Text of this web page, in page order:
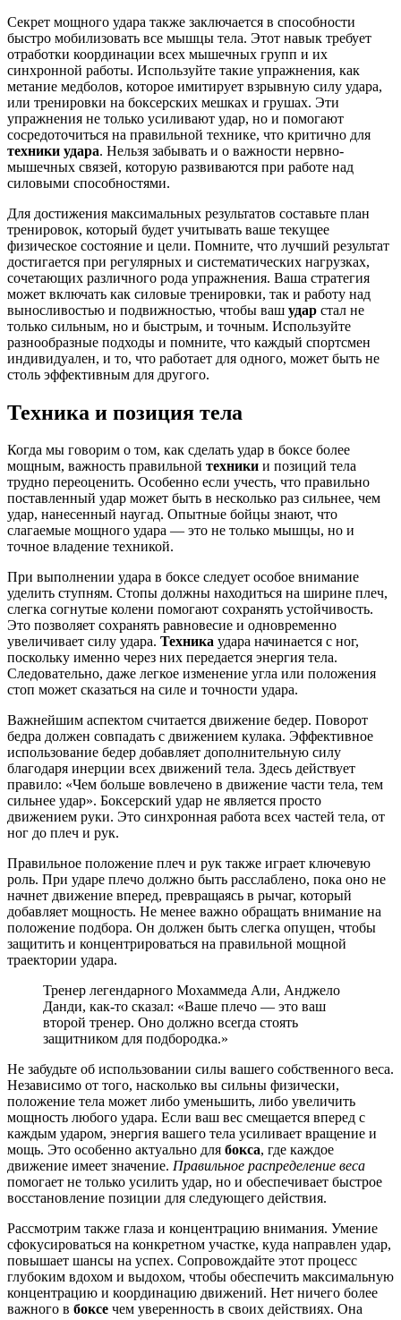
Секрет мощного удара также заключается в способности
быстро мобилизовать все мышцы тела. Этот навык требует
отработки координации всех мышечных групп и их
синхронной работы. Используйте такие упражнения, как
метание медболов, которое имитирует взрывную силу удара,
или тренировки на боксерских мешках и грушах. Эти
упражнения не только усиливают удар, но и помогают
сосредоточиться на правильной технике, что критично для
техники удара. Нельзя забывать и о важности нервно-
мышечных связей, которую развиваются при работе над
силовыми способностями.
Для достижения максимальных результатов составьте план
тренировок, который будет учитывать ваше текущее
физическое состояние и цели. Помните, что лучший результат
достигается при регулярных и систематических нагрузках,
сочетающих различного рода упражнения. Ваша стратегия
может включать как силовые тренировки, так и работу над
выносливостью и подвижностью, чтобы ваш удар стал не
только сильным, но и быстрым, и точным. Используйте
разнообразные подходы и помните, что каждый спортсмен
индивидуален, и то, что работает для одного, может быть не
столь эффективным для другого.
Техника и позиция тела
Когда мы говорим о том, как сделать удар в боксе более
мощным, важность правильной техники и позиций тела
трудно переоценить. Особенно если учесть, что правильно
поставленный удар может быть в несколько раз сильнее, чем
удар, нанесенный наугад. Опытные бойцы знают, что
слагаемые мощного удара — это не только мышцы, но и
точное владение техникой.
При выполнении удара в боксе следует особое внимание
уделить ступням. Стопы должны находиться на ширине плеч,
слегка согнутые колени помогают сохранять устойчивость.
Это позволяет сохранять равновесие и одновременно
увеличивает силу удара. Техника удара начинается с ног,
поскольку именно через них передается энергия тела.
Следовательно, даже легкое изменение угла или положения
стоп может сказаться на силе и точности удара.
Важнейшим аспектом считается движение бедер. Поворот
бедра должен совпадать с движением кулака. Эффективное
использование бедер добавляет дополнительную силу
благодаря инерции всех движений тела. Здесь действует
правило: «Чем больше вовлечено в движение части тела, тем
сильнее удар». Боксерский удар не является просто
движением руки. Это синхронная работа всех частей тела, от
ног до плеч и рук.
Правильное положение плеч и рук также играет ключевую
роль. При ударе плечо должно быть расслаблено, пока оно не
начнет движение вперед, превращаясь в рычаг, который
добавляет мощность. Не менее важно обращать внимание на
положение подбора. Он должен быть слегка опущен, чтобы
защитить и концентрироваться на правильной мощной
траектории удара.
Тренер легендарного Мохаммеда Али, Анджело
Данди, как-то сказал: «Ваше плечо — это ваш
второй тренер. Оно должно всегда стоять
защитником для подбородка.»
Не забудьте об использовании силы вашего собственного веса.
Независимо от того, насколько вы сильны физически,
положение тела может либо уменьшить, либо увеличить
мощность любого удара. Если ваш вес смещается вперед с
каждым ударом, энергия вашего тела усиливает вращение и
мощь. Это особенно актуально для бокса, где каждое
движение имеет значение. Правильное распределение веса
помогает не только усилить удар, но и обеспечивает быстрое
восстановление позиции для следующего действия.
Рассмотрим также глаза и концентрацию внимания. Умение
сфокусироваться на конкретном участке, куда направлен удар,
повышает шансы на успех. Сопровождайте этот процесс
глубоким вдохом и выдохом, чтобы обеспечить максимальную
концентрацию и координацию движений. Нет ничего более
важного в боксе чем уверенность в своих действиях. Она